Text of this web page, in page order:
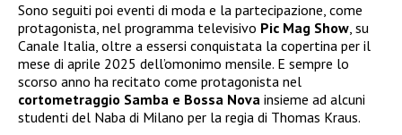
Sono seguiti poi eventi di moda e la partecipazione, come
protagonista, nel programma televisivo Pic Mag Show, su
Canale Italia, oltre a essersi conquistata la copertina per il
mese di aprile 2025 dell’omonimo mensile. E sempre lo
scorso anno ha recitato come protagonista nel
cortometraggio Samba e Bossa Nova insieme ad alcuni
studenti del Naba di Milano per la regia di Thomas Kraus.